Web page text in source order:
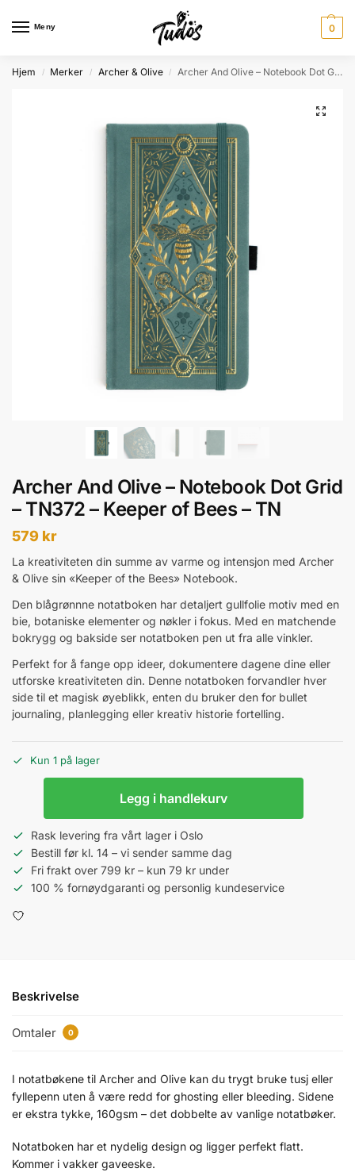
Meny 0
Hjem / Merker / Archer & Olive / Archer And Olive – Notebook Dot Grid – TN372 – Keeper of Bees – TN
Archer And Olive – Notebook Dot Grid
– TN372 – Keeper of Bees – TN
579 kr
La kreativiteten din summe av varme og intensjon med Archer
& Olive sin «Keeper of the Bees» Notebook.
Den blågrønnne notatboken har detaljert gullfolie motiv med en
bie, botaniske elementer og nøkler i fokus. Med en matchende
bokrygg og bakside ser notatboken pen ut fra alle vinkler.
Perfekt for å fange opp ideer, dokumentere dagene dine eller
utforske kreativiteten din. Denne notatboken forvandler hver
side til et magisk øyeblikk, enten du bruker den for bullet
journaling, planlegging eller kreativ historie fortelling.
Kun 1 på lager
Legg i handlekurv
Rask levering fra vårt lager i Oslo
Bestill før kl. 14 – vi sender samme dag
Fri frakt over 799 kr – kun 79 kr under
100 % fornøydgaranti og personlig kundeservice
Beskrivelse
Omtaler 0
I notatbøkene til Archer and Olive kan du trygt bruke tusj eller
fyllepenn uten å være redd for ghosting eller bleeding. Sidene
er ekstra tykke, 160gsm – det dobbelte av vanlige notatbøker.
Notatboken har et nydelig design og ligger perfekt flatt.
Kommer i vakker gaveeske.